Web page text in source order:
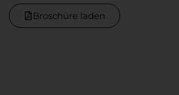
Broschüre laden